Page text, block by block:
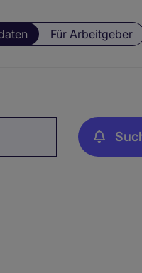
Für Arbeitgeber